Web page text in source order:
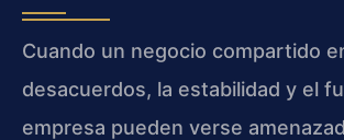
Cuando un negocio compartido
desacuerdos, la estabilidad y el
empresa pueden verse